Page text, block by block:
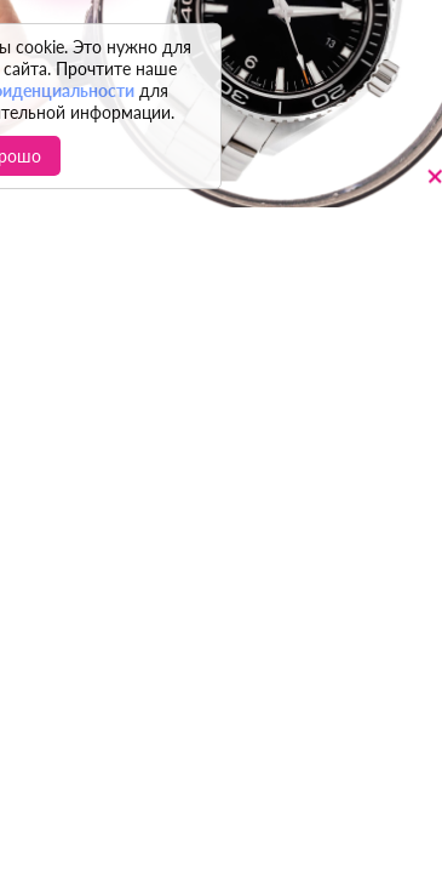
cookie. Это нужно для
Прочтите наше
для
информации.